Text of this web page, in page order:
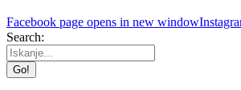
Facebook page opens in new window
Search: